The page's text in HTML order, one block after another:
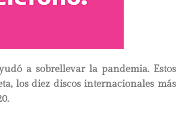
a sobrellevar la pandemia. Estos
los diez discos internacionales más